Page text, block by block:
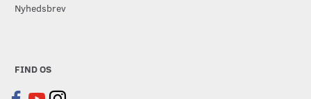
Nyhedsbrev
FIND OS